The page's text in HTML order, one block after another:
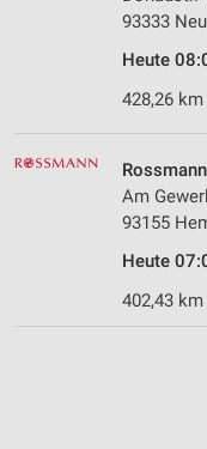
93333
Heute
428,26
Am
93155
Heute
402,43